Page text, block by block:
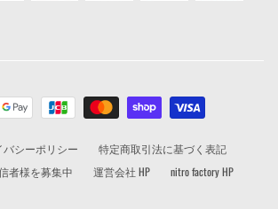
バシーポリシー
特定商取引法に基づく表記
者様を募集中 運営会社 HP
nitro factory HP